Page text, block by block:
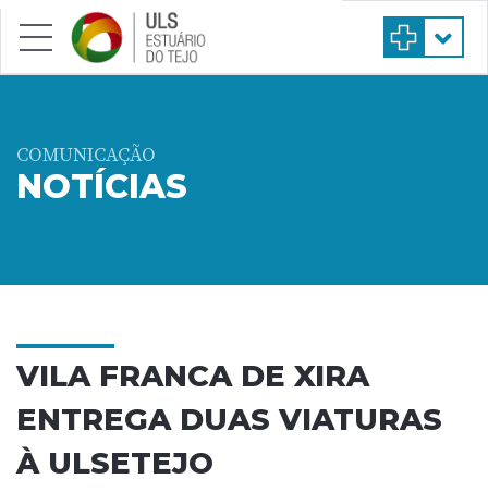
Saltar para conteúdo principal
COMUNICAÇÃO
NOTÍCIAS
VILA FRANCA DE XIRA
ENTREGA DUAS VIATURAS
À ULSETEJO